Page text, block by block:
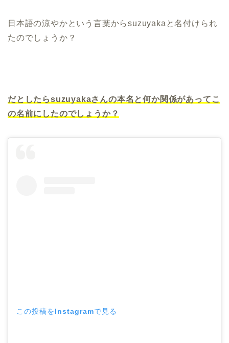
日本語の涼やかという言葉からsuzuyakaと名付けられ
たのでしょうか？
だとしたらsuzuyakaさんの本名と何か関係があってこ
の名前にしたのでしょうか？
この投稿をInstagramで見る